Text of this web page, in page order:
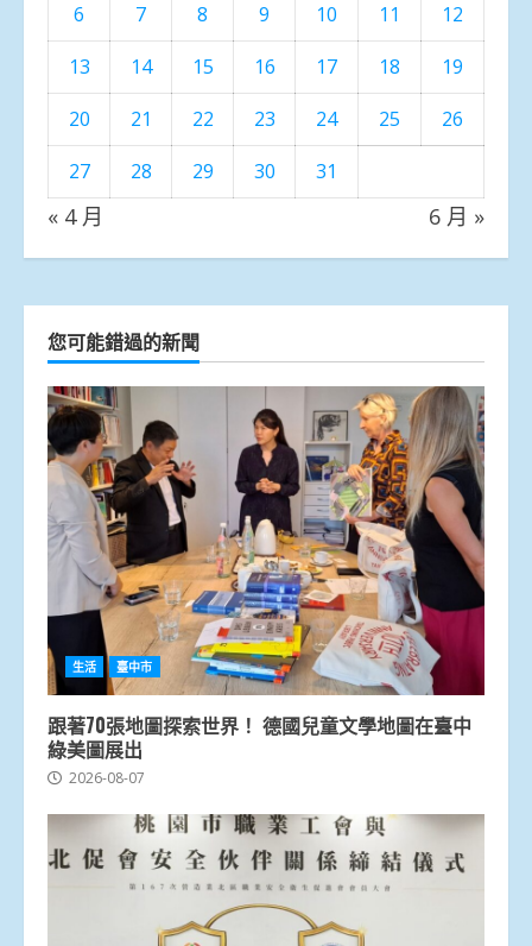
6 7 8 9 10 11
12
13
14 15 16 17 18
19
20
21 22 23 24 25
26
27
28 29 30 31
« 4 月 6 月 »
您可能錯過的新聞
生活 臺中市
跟著70張地圖探索世界！ 德國兒童文學地圖在臺中
綠美圖展出
2026-08-07